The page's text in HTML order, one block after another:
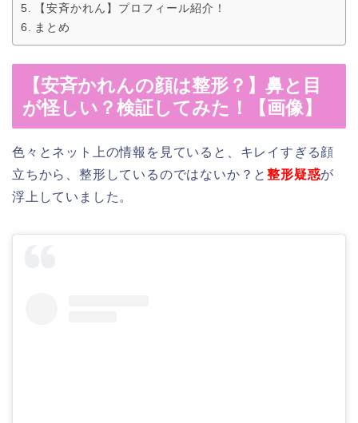
【安斉かれん】プロフィール紹介！
まとめ
【安斉かれんの顔は整形？】鼻と目
が怪しい？検証してみた！【画像】
色々とネット上の情報を見ていると、キレイすぎる顔
立ちから、整形しているのではないか？と整形疑惑が
浮上していました。